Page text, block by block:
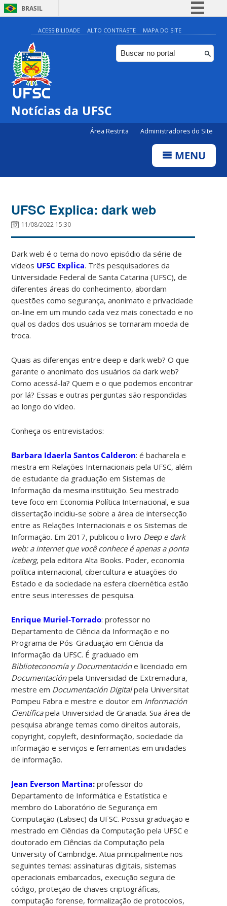
BRASIL
Simplifique!
Comunica BR
Participe
ACESSIBILIDADE ALTO CONTRASTE MAPA DO SITE
Notícias da UFSC
Área Restrita Administradores do Site
MENU
UFSC Explica: dark web
11/08/2022 15:30
Dark web é o tema do novo episódio da série de
vídeos UFSC Explica. Três pesquisadores da
Universidade Federal de Santa Catarina (UFSC), de
diferentes áreas do conhecimento, abordam
questões como segurança, anonimato e privacidade
on-line em um mundo cada vez mais conectado e no
qual os dados dos usuários se tornaram moeda de
troca.
Quais as diferenças entre deep e dark web? O que
garante o anonimato dos usuários da dark web?
Como acessá-la? Quem e o que podemos encontrar
por lá? Essas e outras perguntas são respondidas
ao longo do vídeo.
Conheça os entrevistados:
Barbara Idaerla Santos Calderon:é bacharela e
mestra em Relações Internacionais pela UFSC, além
de estudante da graduação em Sistemas de
Informação da mesma instituição. Seu mestrado
teve foco em Economia Política Internacional, e sua
dissertação incidiu-se sobre a área de intersecção
entre as Relações Internacionais e os Sistemas de
Informação. Em 2017, publicou o livro Deep e dark
web: a internet que você conhece é apenas a ponta
iceberg, pela editora Alta Books. Poder, economia
política internacional, cibercultura e atuações do
Estado e da sociedade na esfera cibernética estão
entre seus interesses de pesquisa.
Enrique Muriel-Torrado:professor no
Departamento de Ciência da Informação e no
Programa de Pós-Graduação em Ciência da
Informação da UFSC. É graduado em
Biblioteconomía y Documentacióne licenciado em
Documentaciónpela Universidad de Extremadura,
mestre em Documentación Digitalpela Universitat
Pompeu Fabra e mestre e doutor em Información
Científicapela Universidad de Granada. Sua área de
pesquisa abrange temas como direitos autorais,
copyright, copyleft, desinformação, sociedade da
informação e serviços e ferramentas em unidades
de informação.
Jean Everson Martina:professor do
Departamento de Informática e Estatística e
membro do Laboratório de Segurança em
Computação (Labsec) da UFSC. Possui graduação e
mestrado em Ciências da Computação pela UFSC e
doutorado em Ciências da Computação pela
University of Cambridge. Atua principalmente nos
seguintes temas: assinaturas digitais, sistemas
operacionais embarcados, execução segura de
código, proteção de chaves criptográficas,
computação forense, formalização de protocolos,